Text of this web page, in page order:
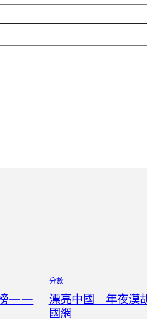
榜——
分數
漂亮中國｜年夜漠
國網